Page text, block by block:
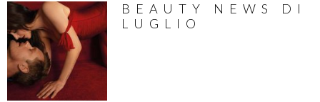
BEAUTY NEWS DI
LUGLIO